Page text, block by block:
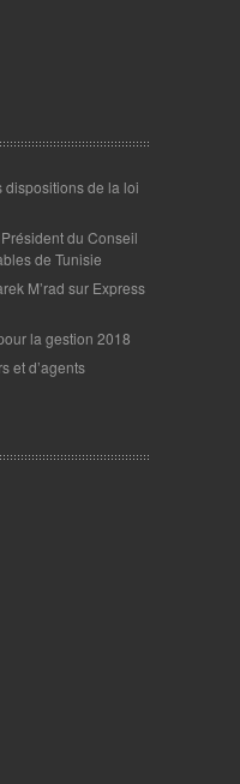
de la loi
du Conseil
de Tunisie
M’rad sur Express
la gestion 2018
et d’agents